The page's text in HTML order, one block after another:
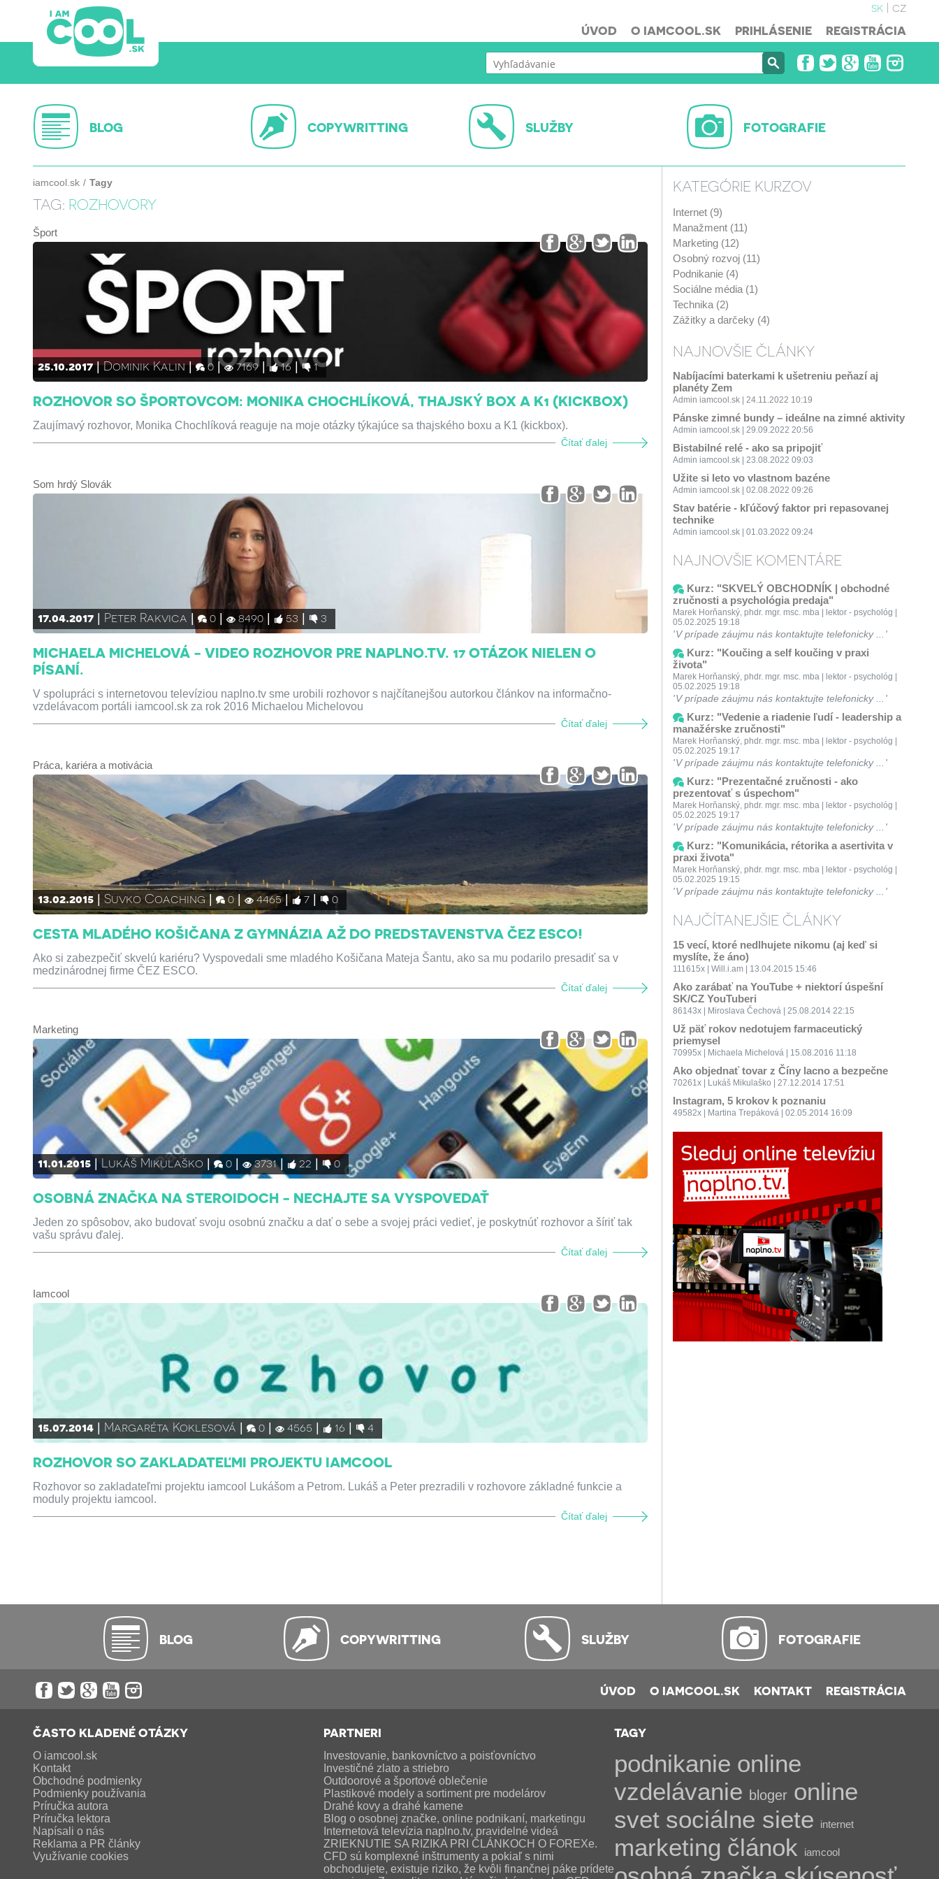
sk
cz
ÚVOD
O IAMCOOL.SK PRIHLÁSENIE REGISTRÁCIA
BLOG COPYWRITTING SLUŽBY FOTOGRAFIE
iamcool.sk Tagy
TAG: ROZHOVORY
Šport
25.10.2017 Dominik Kalin 0 7169 16 1
ROZHOVOR SO ŠPORTOVCOM: MONIKA CHOCHLÍKOVÁ, THAJSKÝ BOX A K1 (KICKBOX)
Zaujímavý rozhovor, Monika Chochlíková reaguje na moje otázky týkajúce sa thajského boxu a K1 (kickbox).
Čítať ďalej
Som hrdý Slovák
17.04.2017 Peter Rakvica 0 8490 53 3
MICHAELA MICHELOVÁ - VIDEO ROZHOVOR PRE NAPLNO.TV. 17 OTÁZOK NIELEN O
PÍSANÍ.
V spolupráci s internetovou televíziou naplno.tv sme urobili rozhovor s najčítanejšou autorkou článkov na informačno-
vzdelávacom portáli iamcool.sk za rok 2016 Michaelou Michelovou
Čítať ďalej
Práca, kariéra a motivácia
13.02.2015 Suvko Coaching 0 4465 7 0
CESTA MLADÉHO KOŠIČANA Z GYMNÁZIA AŽ DO PREDSTAVENSTVA ČEZ ESCO!
Ako si zabezpečiť skvelú kariéru? Vyspovedali sme mladého Košičana Mateja Šantu, ako sa mu podarilo presadiť sa v
medzinárodnej firme ČEZ ESCO.
Čítať ďalej
Marketing
11.01.2015 Lukáš Mikulaško 0 3731 22 0
OSOBNÁ ZNAČKA NA STEROIDOCH - NECHAJTE SA VYSPOVEDAŤ
Jeden zo spôsobov, ako budovať svoju osobnú značku a dať o sebe a svojej práci vedieť, je poskytnúť rozhovor a šíriť tak
vašu správu ďalej.
Čítať ďalej
Iamcool
15.07.2014 Margaréta Koklesová 0 4565 16 4
ROZHOVOR SO ZAKLADATEĽMI PROJEKTU IAMCOOL
Rozhovor so zakladateľmi projektu iamcool Lukášom a Petrom. Lukáš a Peter prezradili v rozhovore základné funkcie a
moduly projektu iamcool.
Čítať ďalej
KATEGÓRIE KURZOV
Internet (9)
Manažment (11)
Marketing (12)
Osobný rozvoj (11)
Podnikanie (4)
Sociálne média (1)
Technika (2)
Zážitky a darčeky (4)
NAJNOVŠIE ČLÁNKY
Nabíjacími baterkami k ušetreniu peňazí aj
planéty Zem
Admin iamcool.sk | 24.11.2022 10:19
Pánske zimné bundy – ideálne na zimné aktivity
Admin iamcool.sk | 29.09.2022 20:56
Bistabilné relé - ako sa pripojiť
Admin iamcool.sk | 23.08.2022 09:03
Užite si leto vo vlastnom bazéne
Admin iamcool.sk | 02.08.2022 09:26
Stav batérie - kľúčový faktor pri repasovanej
technike
Admin iamcool.sk | 01.03.2022 09:24
NAJNOVŠIE KOMENTÁRE
Kurz: "SKVELÝ OBCHODNÍK | obchodné
zručnosti a psychológia predaja"
Marek Horňanský, phdr. mgr. msc. mba | lektor - psychológ |
05.02.2025 19:18
V prípade záujmu nás kontaktujte telefonicky ...
Kurz: "Koučing a self koučing v praxi
života"
Marek Horňanský, phdr. mgr. msc. mba | lektor - psychológ |
05.02.2025 19:18
V prípade záujmu nás kontaktujte telefonicky ...
Kurz: "Vedenie a riadenie ľudí - leadership a
manažérske zručnosti"
Marek Horňanský, phdr. mgr. msc. mba | lektor - psychológ |
05.02.2025 19:17
V prípade záujmu nás kontaktujte telefonicky ...
Kurz: "Prezentačné zručnosti - ako
prezentovať s úspechom"
Marek Horňanský, phdr. mgr. msc. mba | lektor - psychológ |
05.02.2025 19:17
V prípade záujmu nás kontaktujte telefonicky ...
Kurz: "Komunikácia, rétorika a asertivita v
praxi života"
Marek Horňanský, phdr. mgr. msc. mba | lektor - psychológ |
05.02.2025 19:15
V prípade záujmu nás kontaktujte telefonicky ...
NAJČÍTANEJŠIE ČLÁNKY
15 vecí, ktoré nedlhujete nikomu (aj keď si
myslíte, že áno)
111615x | Will.i.am | 13.04.2015 15:46
Ako zarábať na YouTube + niektorí úspešní
SK/CZ YouTuberi
86143x | Miroslava Čechová | 25.08.2014 22:15
Už päť rokov nedotujem farmaceutický
priemysel
70995x | Michaela Michelová | 15.08.2016 11:18
Ako objednať tovar z Číny lacno a bezpečne
70261x | Lukáš Mikulaško | 27.12.2014 17:51
Instagram, 5 krokov k poznaniu
49582x | Martina Trepáková | 02.05.2014 16:09
BLOG COPYWRITTING SLUŽBY FOTOGRAFIE
ÚVOD O IAMCOOL.SK KONTAKT REGISTRÁCIA
ČASTO KLADENÉ OTÁZKY
O iamcool.sk
Kontakt
Obchodné podmienky
Podmienky používania
Príručka autora
Príručka lektora
Napísali o nás
Reklama a PR články
Využívanie cookies
PARTNERI
Investovanie, bankovníctvo a poisťovníctvo
Investičné zlato a striebro
Outdoorové a športové oblečenie
Plastikové modely a sortiment pre modelárov
Drahé kovy a drahé kamene
Blog o osobnej značke, online podnikaní, marketingu
Internetová televízia naplno.tv, pravidelné videá
ZRIEKNUTIE SA RIZIKA PRI ČLÁNKOCH O FOREXe.
CFD sú komplexné inštrumenty a pokiaľ s nimi
obchodujete, existuje riziko, že kvôli finančnej páke prídete
TAGY
podnikanie online
vzdelávanie bloger online
svet sociálne siete internet
marketing článok iamcool